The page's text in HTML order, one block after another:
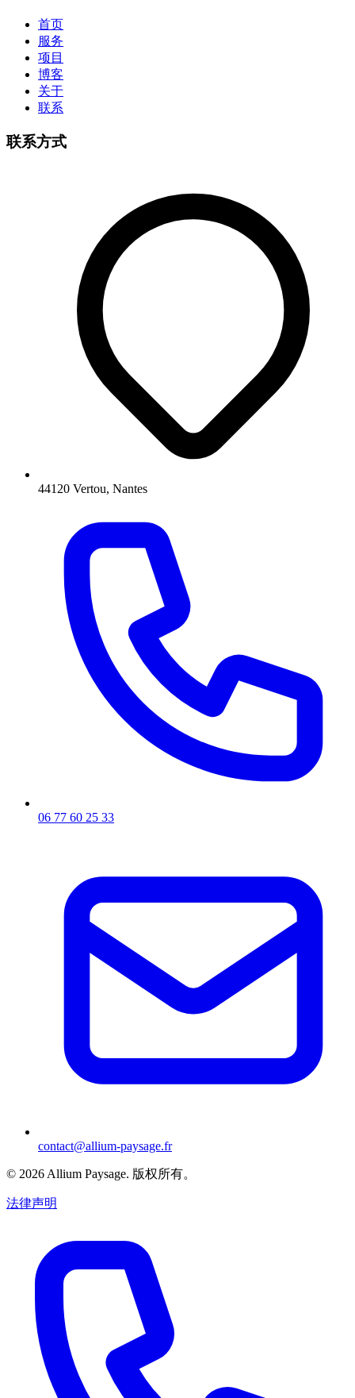
首页
服务
项目
博客
关于
联系
联系方式
44120 Vertou, Nantes
06 77 60 25 33
contact@allium-paysage.fr
© 2026 Allium Paysage. 版权所有。
法律声明